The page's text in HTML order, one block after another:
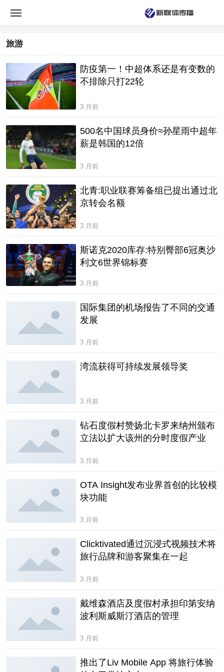
旅游
防疫第一！中超体系还是有变数的
不排除只打22轮
3 月前
500名中国球员身价≈孙星雨中超年
薪是韩国的12倍
3 月前
北青:职业联赛筹备组已提出通过北
京转会名额
3 月前
斯诺克2020库存:特别臀部6冠奥沙
利文6世界锦标赛
3 月前
国际集团的机场报告了不同的交通
发展
3 月前
湾流获得可持续发展领导奖
3 月前
钻石度假村赞扬北卡罗来纳州颁布
立法以扩大该州的分时度假产业
3 月前
OTA Insight发布业界首创的比较模
块功能
3 月前
Clicktivated通过沉浸式视频技术将
旅行品牌和游客聚集在一起
3 月前
戴维森酒店及度假村承担印第安纳
波利斯威斯汀酒店的管理
3 月前
推出了Liv Mobile App 将旅行体验